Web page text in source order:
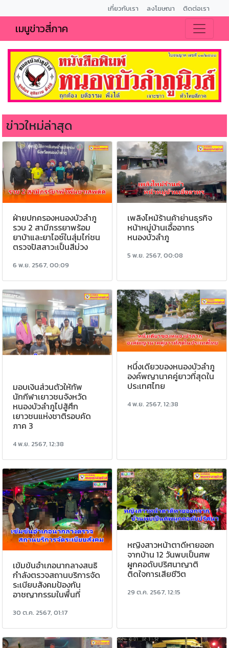
เกี่ยวกับเรา ลงโฆษณา ติดต่อเรา
เมนูข่าวสี่ภาค
ข่าวใหม่ล่าสุด
ฝ่ายปกครองหนองบัวลำภู
รวบ 2 สามีภรรยาพร้อม
ยาบ้าและยาไอซ์ในสุ่มไก่ชน
ตรวจปัสสาวะเป็นสีม่วง
6 พ.ย. 2567, 00:09
เพลิงไหม้ร้านค้าย่านธุรกิจ
หน้าหมู่บ้านเอื้ออาทร
หนองบัวลำภู
5 พ.ย. 2567, 00:08
มอบเงินส่วนตัวให้ทัพ
นักกีฬาเยาวชนจังหวัด
หนองบัวลำภูไปสู้ศึก
เยาวชนแห่งชาติรอบคัด
ภาค 3
4 พ.ย. 2567, 12:38
หนึ่งเดียวของหนองบัวลำภู
องค์พญานาคคู่ยาวที่สุดใน
ประเทศไทย
4 พ.ย. 2567, 12:38
เข้มข้นอำเภอนากลางสนธิ
กำลังตรวจสถานบริการจัด
ระเบียบสังคมป้องกัน
อาชญากรรมในพื้นที่
30 ต.ค. 2567, 01:17
หญิงสาวหน้าตาดีหายออก
จากบ้าน 12 วันพบเป็นศพ
ผูกคอดับปริศนาญาติ
ติดใจการเสียชีวิต
29 ต.ค. 2567, 12:15